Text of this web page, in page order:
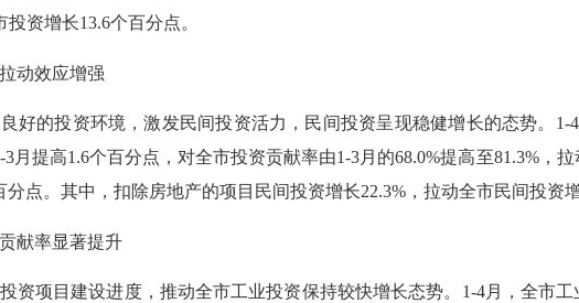
投资增长13.6个百分点。
动效应增强
好的投资环境，激发民间投资活力，民间投资呈现稳健增长的态势。 1-4
3月提高1.6个百分点，对全市投资贡献率由1-3月的68.0%提高至81.3%，拉
分点。 其中，扣除房地产的项目民间投资增长22.3%，拉动全市民间投资
献率显著提升
资项目建设进度，推动全市工业投资保持较快增长态势。 1-4月，全市工